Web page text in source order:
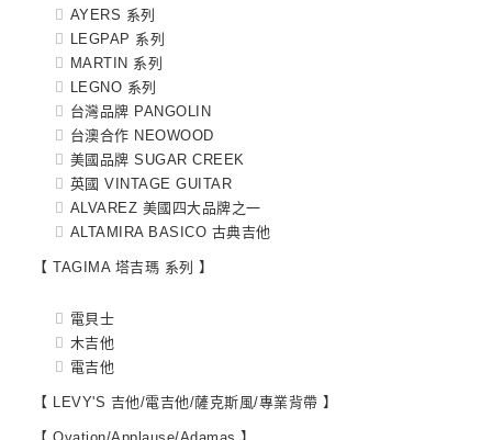
AYERS 系列
LEGPAP 系列
MARTIN 系列
LEGNO 系列
台灣品牌 PANGOLIN
台澳合作 NEOWOOD
美國品牌 SUGAR CREEK
英國 VINTAGE GUITAR
ALVAREZ 美國四大品牌之一
ALTAMIRA BASICO 古典吉他
【 TAGIMA 塔吉瑪 系列 】
電貝士
木吉他
電吉他
【 LEVY'S 吉他/電吉他/薩克斯風/專業背帶 】